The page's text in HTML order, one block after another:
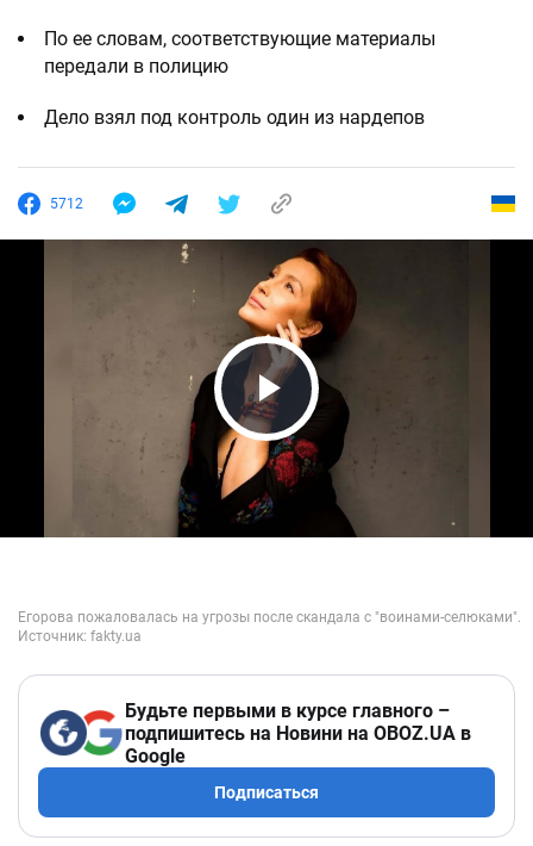
По ее словам, соответствующие материалы
передали в полицию
Дело взял под контроль один из нардепов
5712
Play Video
Будьте первыми в курсе главного –
подпишитесь на Новини на OBOZ.UA в
Google
Подписаться